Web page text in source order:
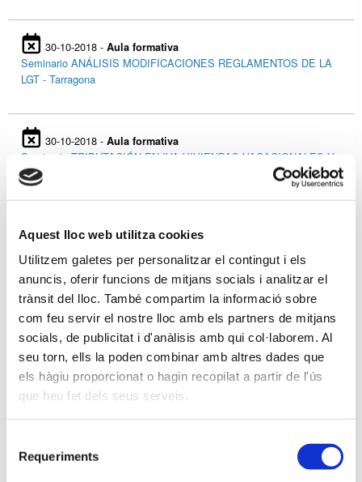
Aquest lloc web utilitza cookies
Utilitzem galetes per personalitzar el contingut i els
anuncis, oferir funcions de mitjans socials i analitzar el
trànsit del lloc. També compartim la informació sobre
com feu servir el nostre lloc amb els partners de mitjans
socials, de publicitat i d'anàlisis amb qui col·laborem. Al
seu torn, ells la poden combinar amb altres dades que
els hàgiu proporcionat o hagin recopilat a partir de l'ús
que heu fet dels seus serveis.
Requeriments
30-10-2018 - Aula formativa
Seminario ANÁLISIS MODIFICACIONES REGLAMENTOS DE LA
LGT - Tarragona
30-10-2018 - Aula formativa
Seminario TRIBUTACIÓN EN IVA VIVIENDAS VACACIONALES Y
DEDUCIBILIDAD IVA SOPORTADO - Ibiza
30-10-2018 -Aula formativa
resoluciones - Barcelona
Aula Informática - CURSO OUTLOOK - Barcelona
5 horas lectivas
Anterior Siguiente